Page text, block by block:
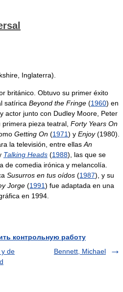
Inglaterra).
británico. Obtuvo su primer éxito
satírica Beyond the Fringe (1960) en
actor junto con Dudley Moore, Peter
pieza teatral, Forty Years On
Getting On (1971) y Enjoy(1980).
la televisión, entre ellas An
Talking Heads (1988), las que se
de comedia irónica y melancolía.
Susurros en tus oídos (1987), y su
Jorge (1991) fue adaptada en una
en 1994.
контрольную работу
y de
Bennett, Michael